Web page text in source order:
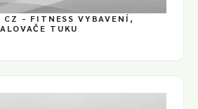
CZ - FITNESS VYBAVENÍ,
TUKU